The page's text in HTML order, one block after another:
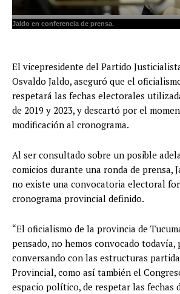
Jaldo en conferencia de prensa.
El vicepresidente del Partido
Osvaldo Jaldo, aseguró que el
respetará las fechas electorales
de 2019 y 2023, y descartó por el
modificación al cronograma.
Al ser consultado sobre un posible
comicios durante una ronda de prensa,
no existe una convocatoria electoral
cronograma provincial definido.
“El oficialismo de la provincia de
pensado, no hemos convocado todavía,
conversando con las estructuras
Provincial, como así también el
espacio político, de respetar las fechas